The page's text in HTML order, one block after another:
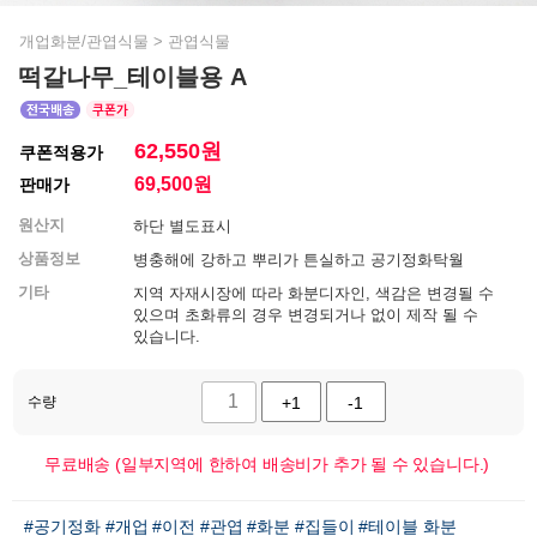
개업화분/관엽식물 > 관엽식물
떡갈나무_테이블용 A
쿠폰적용가 62,550원
판매가 69,500원
원산지
하단 별도표시
상품정보
병충해에 강하고 뿌리가 튼실하고 공기정화탁월
기타
지역 자재시장에 따라 화분디자인, 색감은 변경될 수
있으며 초화류의 경우 변경되거나 없이 제작 될 수
있습니다.
수량 +1 -1
무료배송 (일부지역에 한하여 배송비가 추가 될 수 있습니다.)
#공기정화 #개업 #이전 #관엽 #화분 #집들이 #테이블 화분